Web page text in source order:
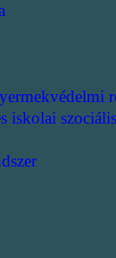
iskolai